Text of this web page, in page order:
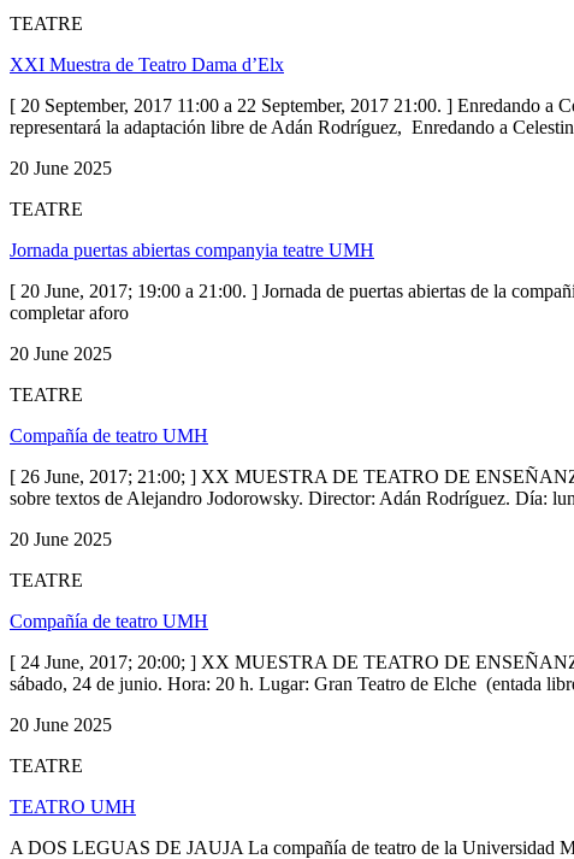
TEATRE
XXI Muestra de Teatro Dama d’Elx
[ 20 September, 2017 11:00 a 22 September, 2017 21:00. ] Enredando
representará la adaptación libre de Adán Rodríguez, Enredando a
20 June 2025
TEATRE
Jornada puertas abiertas companyia teatre UMH
[ 20 June, 2017; 19:00 a 21:00. ] Jornada de puertas abiertas de la
completar aforo
20 June 2025
TEATRE
Compañía de teatro UMH
[ 26 June, 2017; 21:00; ] XX MUESTRA DE TEATRO DE
sobre textos de Alejandro Jodorowsky. Director: Adán Rodríguez. Día:
20 June 2025
TEATRE
Compañía de teatro UMH
[ 24 June, 2017; 20:00; ] XX MUESTRA DE TEATRO DE
sábado, 24 de junio. Hora: 20 h. Lugar: Gran Teatro de Elche (entada
20 June 2025
TEATRE
TEATRO UMH
A DOS LEGUAS DE JAUJA La compañía de teatro de la Universidad